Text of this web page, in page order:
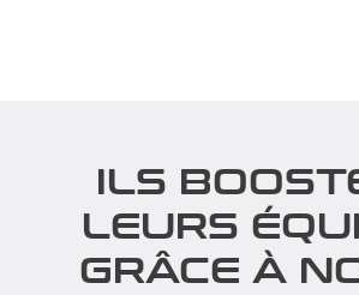
ILS
LEURS
GRÂCE À